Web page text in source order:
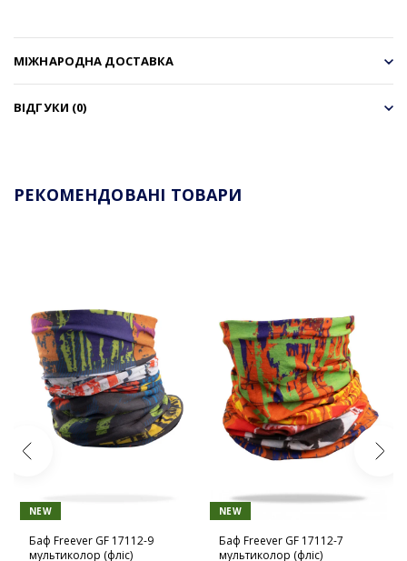
МІЖНАРОДНА ДОСТАВКА
ВІДГУКИ (0)
РЕКОМЕНДОВАНІ ТОВАРИ
NEW
Баф Freever GF 17112-9
мультиколор (фліс)
NEW
Баф Freever GF 17112-7
мультиколор (фліс)